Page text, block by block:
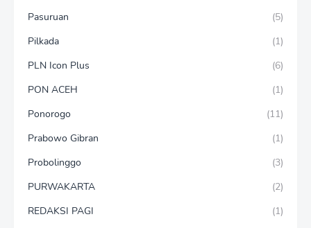
Pasuruan
(5)
Pilkada
(1)
PLN Icon Plus
(6)
PON ACEH
(1)
Ponorogo
(11)
Prabowo Gibran
(1)
Probolinggo
(3)
PURWAKARTA
(2)
REDAKSI PAGI
(1)